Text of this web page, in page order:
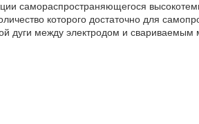
самораспространяющегося
которого достаточно для
дуги между электродом и свариваемым